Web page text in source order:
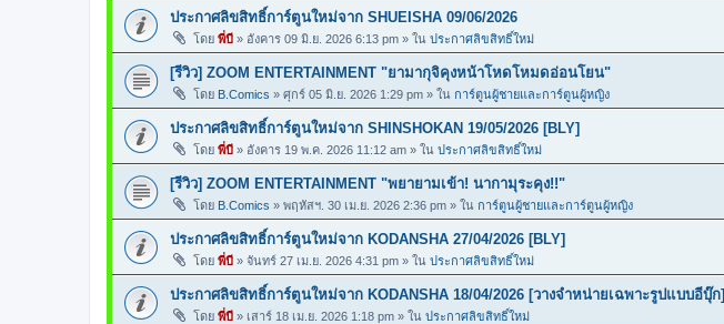
ประกาศลิขสิทธิ์การ์ตูนใหม่จาก SHUEISHA 09/06/2026
โดย พี่บี » อังคาร 09 มิ.ย. 2026 6:13 pm » ใน ประกาศลิขสิทธิ์ใหม่
[รีวิว] ZOOM ENTERTAINMENT "ยามากุจิคุงหน้าโหดโหมดอ่อนโยน"
โดย B.Comics » ศุกร์ 05 มิ.ย. 2026 1:29 pm » ใน การ์ตูนผู้ชายและการ์ตูนผู้หญิง
ประกาศลิขสิทธิ์การ์ตูนใหม่จาก SHINSHOKAN 19/05/2026 [BLY]
โดย พี่บี » อังคาร 19 พ.ค. 2026 11:12 am » ใน ประกาศลิขสิทธิ์ใหม่
[รีวิว] ZOOM ENTERTAINMENT "พยายามเข้า! นากามุระคุง!!"
โดย B.Comics » พฤหัสฯ. 30 เม.ย. 2026 2:36 pm » ใน การ์ตูนผู้ชายและการ์ตูนผู้หญิง
ประกาศลิขสิทธิ์การ์ตูนใหม่จาก KODANSHA 27/04/2026 [BLY]
โดย พี่บี » จันทร์ 27 เม.ย. 2026 4:31 pm » ใน ประกาศลิขสิทธิ์ใหม่
ประกาศลิขสิทธิ์การ์ตูนใหม่จาก KODANSHA 18/04/2026 [วางจำหน่ายเฉพาะรูปแบบอีบุ๊ก]
โดย พี่บี » เสาร์ 18 เม.ย. 2026 1:18 pm » ใน ประกาศลิขสิทธิ์ใหม่